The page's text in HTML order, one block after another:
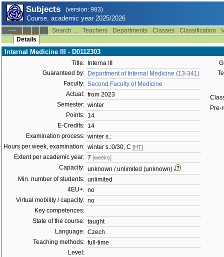
Subjects (version: 983)
Course, academic year 2025/2026
--:-- Search ... Teachers Departments Classes Classification
Details
Internal Medicine III - D0112303
Title:
Interna III
Guaranteed by: Department of Internal Medicine (13-341)
Faculty: Second Faculty of Medicine
Actual: from 2023
Semester: winter
Points: 14
E-Credits: 14
Examination process: winter s.:
Hours per week, examination: winter s.:0/30, C [HT]
Extent per academic year: 7 [weeks]
Capacity: unknown / unlimited (unknown)
Min. number of students: unlimited
4EU+: no
Virtual mobility / capacity: no
Key competences:
State of the course: taught
Language: Czech
Teaching methods: full-time
Level:
Pre-